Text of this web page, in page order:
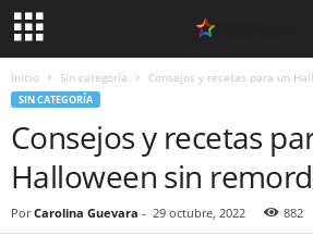
Inicio Sin categoría Consejos y recetas para un
SIN CATEGORÍA
Consejos y recetas
Halloween sin
Por Carolina Guevara - 29 octubre, 2022 882